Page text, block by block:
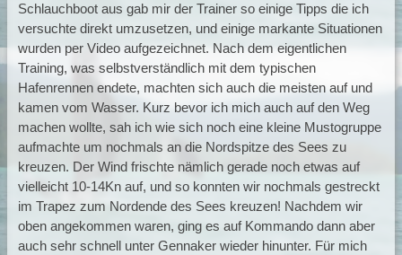
Schlauchboot aus gab mir der Trainer so einige Tipps die ich
versuchte direkt umzusetzen, und einige markante Situationen
wurden per Video aufgezeichnet. Nach dem eigentlichen
Training, was selbstverständlich mit dem typischen
Hafenrennen endete, machten sich auch die meisten auf und
kamen vom Wasser. Kurz bevor ich mich auch auf den Weg
machen wollte, sah ich wie sich noch eine kleine Mustogruppe
aufmachte um nochmals an die Nordspitze des Sees zu
kreuzen. Der Wind frischte nämlich gerade noch etwas auf
vielleicht 10-14Kn auf, und so konnten wir nochmals gestreckt
im Trapez zum Nordende des Sees kreuzen! Nachdem wir
oben angekommen waren, ging es auf Kommando dann aber
auch sehr schnell unter Gennaker wieder hinunter. Für mich